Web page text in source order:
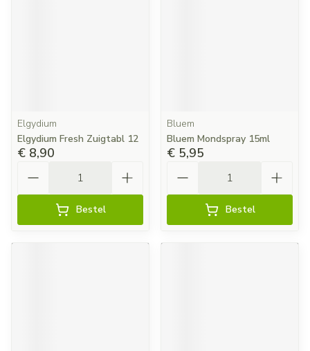
Elgydium
Elgydium Fresh Zuigtabl 12
€ 8,90
Bestel
Bluem
Bluem Mondspray 15ml
€ 5,95
Bestel